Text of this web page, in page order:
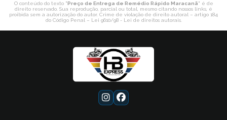
O conteúdo do texto "Preço de Entrega de Remédio Rápido Maracanã" é de
direito reservado. Sua reprodução, parcial ou total, mesmo citando nossos links, é
proibida sem a autorização do autor. Crime de violação de direito autoral – artigo 184
do Código Penal – Lei 9610/98 - Lei de direitos autorais.